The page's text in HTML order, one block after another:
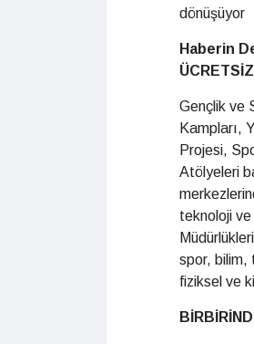
dönüşüyor
Haberin
Gençlik ve
Kampları,
Projesi,
Atölyeleri
teknoloji
spor, bilim,
fiziksel ve